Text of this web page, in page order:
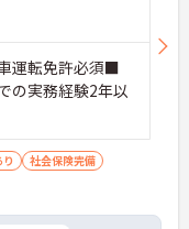
運転免許必須■
の実務経験2年以
社会保険完備